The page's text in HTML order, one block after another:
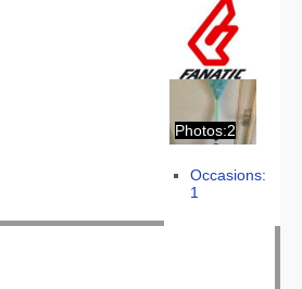
Photos:2
Occasions:
1